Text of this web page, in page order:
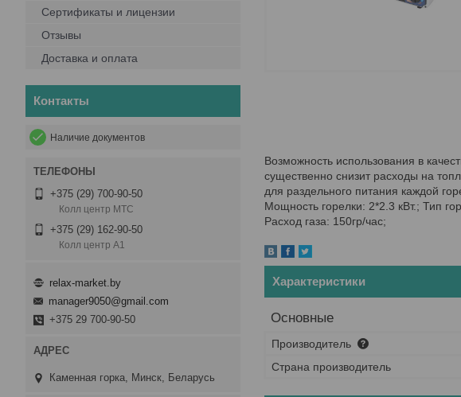
Возможность использования в
существенно снизит расходы на
для раздельного питания каждой
Мощность горелки: 2*2.3 кВт.; Тип
Расход газа: 150гр/час;
Характеристики
Основные
Производитель
Страна производитель
Сертификаты и лицензии
Отзывы
Доставка и оплата
Контакты
Наличие документов
+375 (29) 700-90-50
Колл центр МТС
+375 (29) 162-90-50
Колл центр А1
relax-market.by
manager9050@gmail.com
+375 29 700-90-50
Каменная горка, Минск, Беларусь